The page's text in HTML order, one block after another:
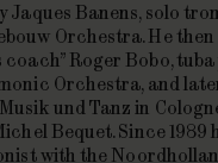
Jaques Banens, solo
Orchestra. He
Roger Bobo,
Orchestra, and
und Tanz in
Bequet. Since 1989
with the